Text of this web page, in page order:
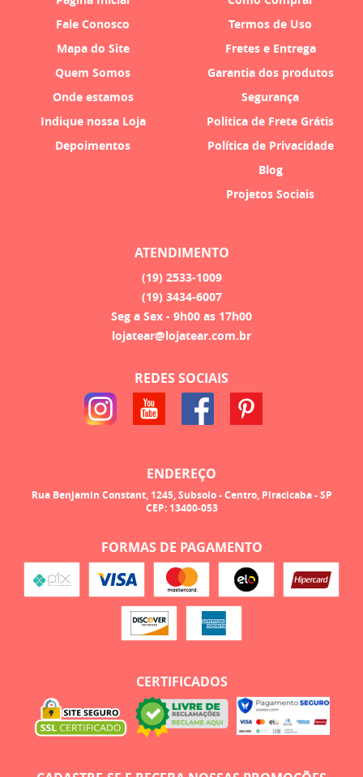
Fale Conosco
Mapa do Site
Quem Somos
Onde estamos
Indique nossa Loja
Depoimentos
Termos de Uso
Fretes e Entrega
Garantia dos produtos
Segurança
Politica de Frete Grátis
Política de Privacidade
Blog
Projetos Sociais
ATENDIMENTO
(19) 2533-1009
(19) 3434-6007
Seg a Sex - 9h00 as 17h00
lojatear@lojatear.com.br
REDES SOCIAIS
ENDEREÇO
Rua Benjamin Constant, 1245, Subsolo-Centro, Piracicaba-SP
CEP: 13400-053
FORMAS DE PAGAMENTO
CERTIFICADOS